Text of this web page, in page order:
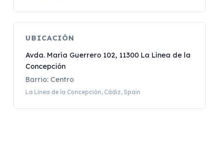
UBICACIÓN
Avda. María Guerrero 102, 11300 La Línea de la
Concepción
Barrio: Centro
La Línea de la Concepción, Cádiz, Spain